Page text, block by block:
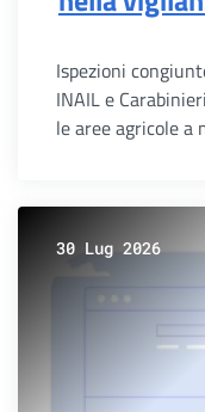
Ispezioni
INAIL e
le aree agricole
30 Lug 2026